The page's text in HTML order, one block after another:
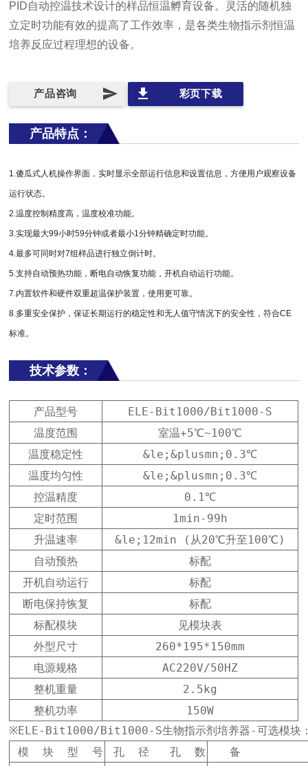
PID自动控温技术设计的样品恒温孵育设备。灵活的随机独
立定时功能有效的提高了工作效率，是各类生物指示剂恒温
培养反应过程理想的设备。
send
产品咨询 file_download 彩页下载
产品特点：
1.傻瓜式人机操作界面，实时显示全部运行信息和设置信息，方便用户观察设备
运行状态。
2.温度控制精度高，温度校准功能。
3.实现最大99小时59分钟或者最小1分钟精确定时功能。
4.最多可同时对7组样品进行独立倒计时。
5.支持自动预热功能，断电自动恢复功能，开机自动运行功能。
7.内置软件和硬件双重超温保护装置，使用更可靠。
8.多重安全保护，保证长期运行的稳定性和无人值守情况下的安全性，符合CE
标准。
技术参数：
产品型号
ELE-Bit1000/Bit1000-S
温度范围
室温+5℃~100℃
温度稳定性
&le;&plusmn;0.3℃
温度均匀性
&le;&plusmn;0.3℃
控温精度
0.1℃
定时范围
1min-99h
升温速率
&le;12min (从20℃升至100℃)
自动预热
标配
开机自动运行
标配
断电保持恢复
标配
标配模块
见模块表
外型尺寸
260*195*150mm
电源规格
AC220V/50HZ
整机重量
2.5kg
整机功率
150W
※ELE-Bit1000/Bit1000-S生物指示剂培养器-可选模块
模  块  型  号
孔  径   孔  数
备